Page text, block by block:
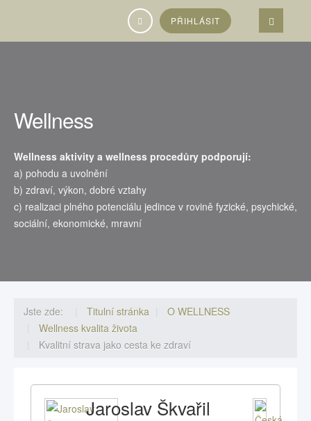
PŘIHLÁSIT
Wellness
Wellness aktivity a wellness procedůry podporují:
a) pohodu a uvolnění
b) zdraví, výkon, dobré vztahy
c) realizaci plného potenciálu jedince v rovině fyzické, psychické,
sociální, ekonomické, mravní
Jste zde: Titulní stránka
O WELLNESS
Wellness kvalita života
Kvalitní strava jako cesta ke zdraví
Jaroslav Škvařil